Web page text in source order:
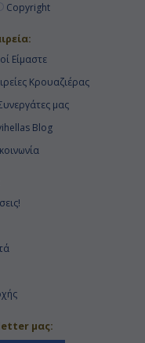
Copyright
Είμαστε
Κρουαζιέρας
μας
Blog
μας: